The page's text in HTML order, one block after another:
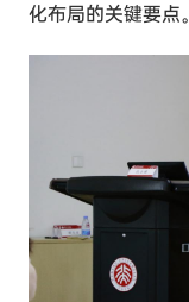
化布局的关键要点。